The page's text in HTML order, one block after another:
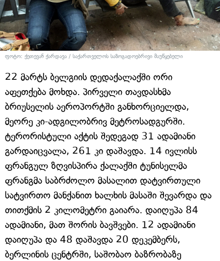
ფოტო: ქეთევან ქარდავა / საქართველოს საზოგადოებრივი მაუწყებელი
22 მარტს ბელგიის დედაქალაქში ორი
აფეთქება მოხდა. პირველი თავდასხმა
ბრიუსელის აეროპორტში განხორციელდა,
მეორე კი-ადგილობრივ მეტროსადგურში.
ტერორისტული აქტის შედეგად 31 ადამიანი
გარდაიცვალა, 261 კი დაშავდა. 14 ივლისს
ფრანგულ ზღვისპირა ქალაქში ტუნისელმა
ფრანგმა საბრძოლო მასალით დატვირთული
სატვირთო მანქანით ხალხის მასაში შევარდა და
თითქმის 2 კილომეტრი გაიარა. დაიღუპა 84
ადამიანი, მათ შორის ბავშვები. 12 ადამიანი
დაიღუპა და 48 დაშავდა 20 დეკემბერს,
ბერლინის ცენტრში, საშობაო ბაზრობაზე